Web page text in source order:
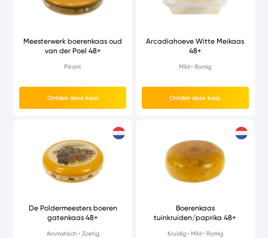
Meesterwerk boerenkaas oud
van der Poel 48+
Pikant
Ontdek deze kaas
Arcadiahoeve Witte Meikaas
48+
Mild Romig
Ontdek deze kaas
De Poldermeesters boeren
gatenkaas 48+
Aromatisch Zoetig
Boerenkaas
tuinkruiden/paprika 48+
Kruidig Mild Romig